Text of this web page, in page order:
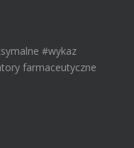
#wykaz
farmaceutyczne